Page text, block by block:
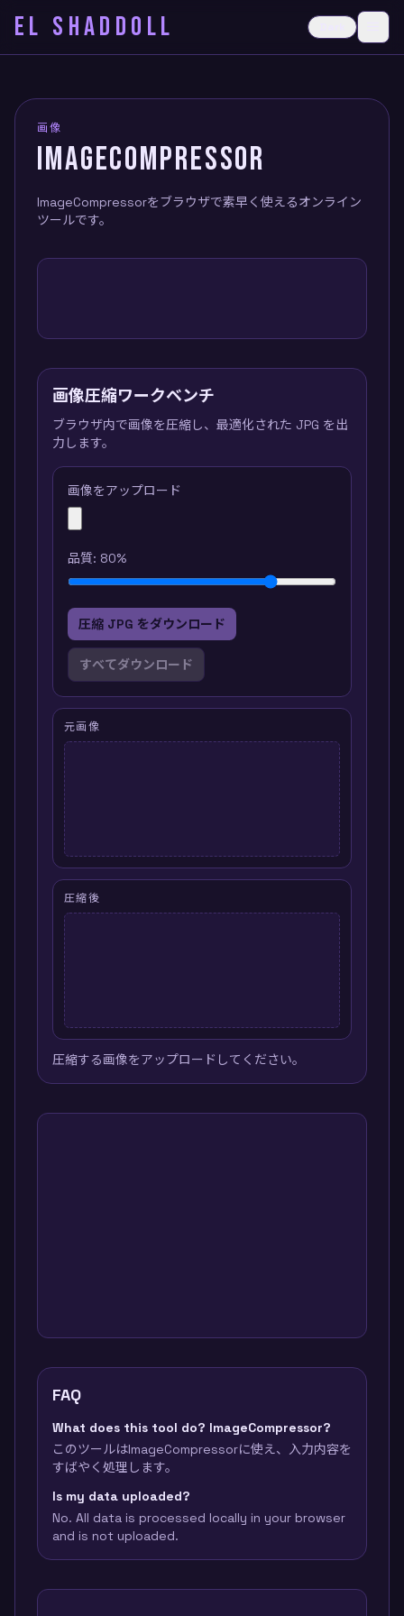
EL SHADDOLL
画像
IMAGECOMPRESSOR
ImageCompressorをブラウザで素早く使えるオンライン
ツールです。
画像圧縮ワークベンチ
ブラウザ内で画像を圧縮し、最適化された JPG を出
力します。
画像をアップロード
品質: 80%
圧縮 JPG をダウンロード
すべてダウンロード
元画像
圧縮後
圧縮する画像をアップロードしてください。
FAQ
What does this tool do? ImageCompressor?
このツールはImageCompressorに使え、入力内容を
すばやく処理します。
Is my data uploaded?
No. All data is processed locally in your browser
and is not uploaded.